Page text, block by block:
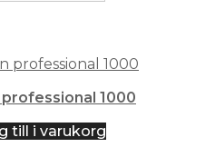
1000
till i varukorg